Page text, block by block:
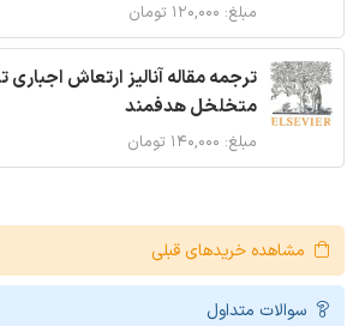
مبلغ: ۱۲۰,۰۰۰ تومان
ترجمه مقاله آنالیز ارتعاش
متخلخل هدفمند
مبلغ: ۱۴۰,۰۰۰ تومان
مشاهده خریدهای قبلی
سوالات متداول